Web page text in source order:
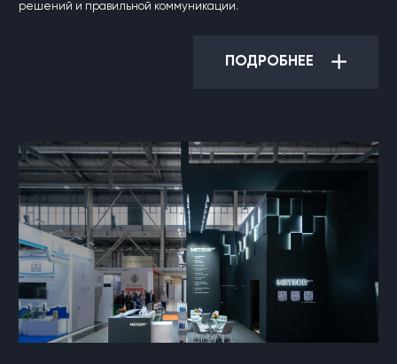
решений и правильной коммуникации.
ПОДРОБНЕЕ